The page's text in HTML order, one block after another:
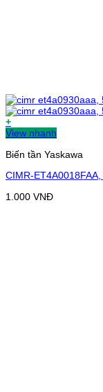
+
View nhanh
Biến tần Yaskawa
CIMR-
1.000 VNĐ